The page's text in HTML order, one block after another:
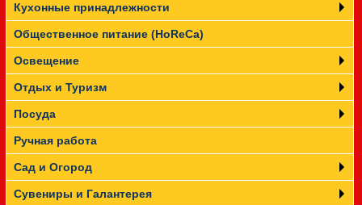
Кухонные принадлежности
Общественное питание (HoReCa)
Освещение
Отдых и Туризм
Посуда
Ручная работа
Сад и Огород
Сувениры и Галантерея